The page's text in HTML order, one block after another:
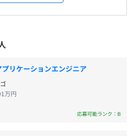
クエンジニアが在籍する充実した
た当社ですが、2025年に社内で
在エンジニアとDXコンサルタン
急成長しました。
基盤を固め、将来的にはこの機動
事項
策：敷地内禁煙（喫煙場所あ
）
10日付与）
プリケーションエンジニア
万円
応募可能ランク：B